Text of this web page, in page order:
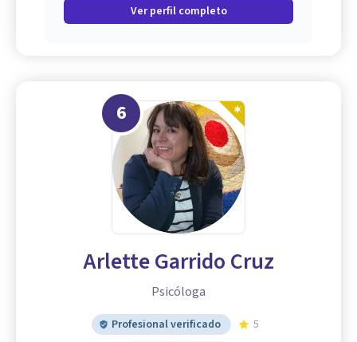
Ver perfil completo
6
Arlette Garrido Cruz
Psicóloga
Profesional verificado
5